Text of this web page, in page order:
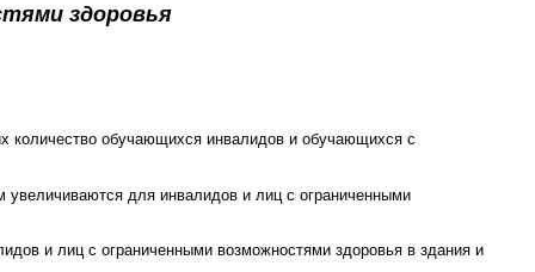
здоровья
обучающихся инвалидов и обучающихся с
увеличиваются для инвалидов и лиц с ограниченными
и лиц с ограниченными возможностями здоровья в здания и